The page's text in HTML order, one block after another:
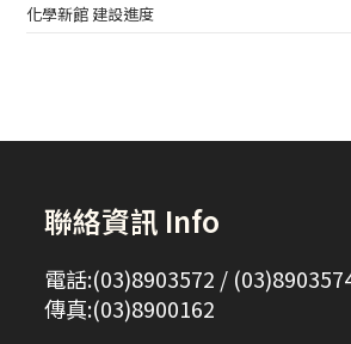
化學新館 建設進度
聯絡資訊 Info
電話:(03)8903572 /
傳真:(03)8900162